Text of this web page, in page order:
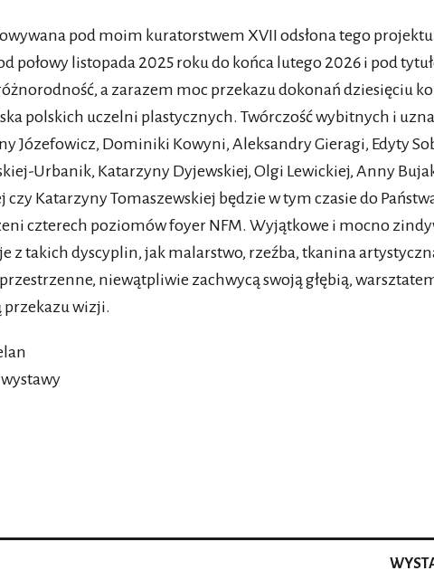
pod moim kuratorstwem XVII odsłona tego
połowy listopada 2025 roku do końca lutego 2026 i pod
a zarazem moc przekazu dokonań dziesięciu
polskich uczelni plastycznych. Twórczość wybitnych i
Józefowicz, Dominiki Kowyni, Aleksandry Gieragi, Edyty
Urbanik, Katarzyny Dyjewskiej, Olgi Lewickiej, Anny
czy Katarzyny Tomaszewskiej będzie w tym czasie do
czterech poziomów foyer NFM. Wyjątkowe i mocno
z takich dyscyplin, jak malarstwo, rzeźba, tkanina
niewątpliwie zachwycą swoją głębią,
przekazu wizji.